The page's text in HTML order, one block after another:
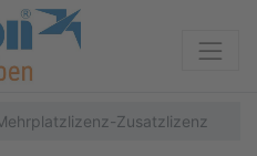
Zusatzlizenz